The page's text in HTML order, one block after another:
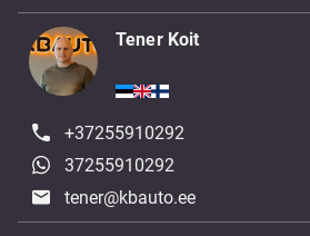
Tener Koit
+37255910292
37255910292
tener@kbauto.ee